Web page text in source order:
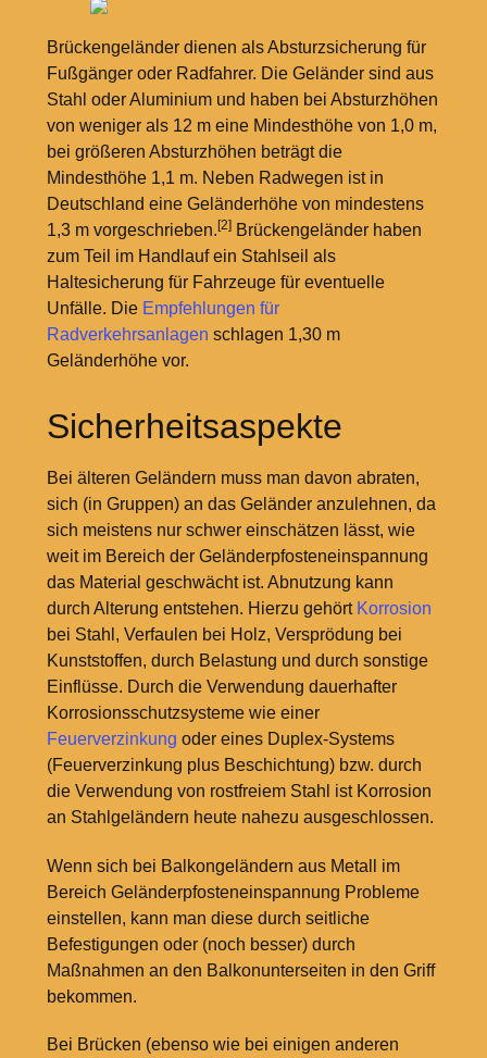
Brückengeländer dienen als Absturzsicherung für
Fußgänger oder Radfahrer. Die Geländer sind aus
Stahl oder Aluminium und haben bei Absturzhöhen
von weniger als 12 m eine Mindesthöhe von 1,0 m,
bei größeren Absturzhöhen beträgt die
Mindesthöhe 1,1 m. Neben Radwegen ist in
Deutschland eine Geländerhöhe von mindestens
1,3 m vorgeschrieben.[2]Brückengeländer haben
zum Teil im Handlauf ein Stahlseil als
Haltesicherung für Fahrzeuge für eventuelle
Unfälle. Die Empfehlungen für
Radverkehrsanlagen schlagen 1,30 m
Geländerhöhe vor.
Sicherheitsaspekte
Bei älteren Geländern muss man davon abraten,
sich (in Gruppen) an das Geländer anzulehnen, da
sich meistens nur schwer einschätzen lässt, wie
weit im Bereich der Geländerpfosteneinspannung
das Material geschwächt ist. Abnutzung kann
durch Alterung entstehen. Hierzu gehört Korrosion
bei Stahl, Verfaulen bei Holz, Versprödung bei
Kunststoffen, durch Belastung und durch sonstige
Einflüsse. Durch die Verwendung dauerhafter
Korrosionsschutzsysteme wie einer
Feuerverzinkung oder eines Duplex-Systems
(Feuerverzinkung plus Beschichtung) bzw. durch
die Verwendung von rostfreiem Stahl ist Korrosion
an Stahlgeländern heute nahezu ausgeschlossen.
Wenn sich bei Balkongeländern aus Metall im
Bereich Geländerpfosteneinspannung Probleme
einstellen, kann man diese durch seitliche
Befestigungen oder (noch besser) durch
Maßnahmen an den Balkonunterseiten in den Griff
bekommen.
Bei Brücken (ebenso wie bei einigen anderen